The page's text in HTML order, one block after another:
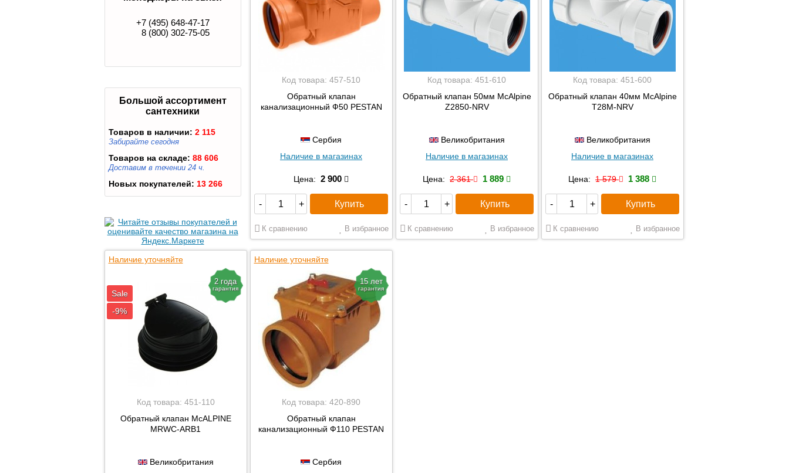
+7 (495) 648-47-17
8 (800) 302-75-05
Большой ассортимент
сантехники
Товаров в наличии: 2 115
Забирайте сегодня
Товаров на складе: 88 606
Доставим в течении 24 ч.
Новых покупателей: 13 266
Код товара: 457-510
Обратный клапан
канализационный Ф50 PESTAN
Сербия
Наличие в магазинах
Цена: 2 900
- + Купить
К сравнению В избранное
Код товара: 451-610
Обратный клапан 50мм McAlpine
Z2850-NRV
Великобритания
Наличие в магазинах
Цена: 2 361 1 889
- + Купить
К сравнению В избранное
Код товара: 451-600
Обратный клапан 40мм McAlpine
T28M-NRV
Великобритания
Наличие в магазинах
Цена: 1 579 1 388
- + Купить
К сравнению В избранное
Наличие уточняйте
-9%
Sale
2 года
гарантия
Код товара: 451-110
Обратный клапан McALPINE
MRWC-ARB1
Великобритания
Наличие уточняйте
15 лет
гарантия
Код товара: 420-890
Обратный клапан
канализационный Ф110 PESTAN
Сербия